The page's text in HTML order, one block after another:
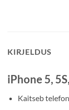
KIRJELDUS
iPhone 5,
Kaitseb